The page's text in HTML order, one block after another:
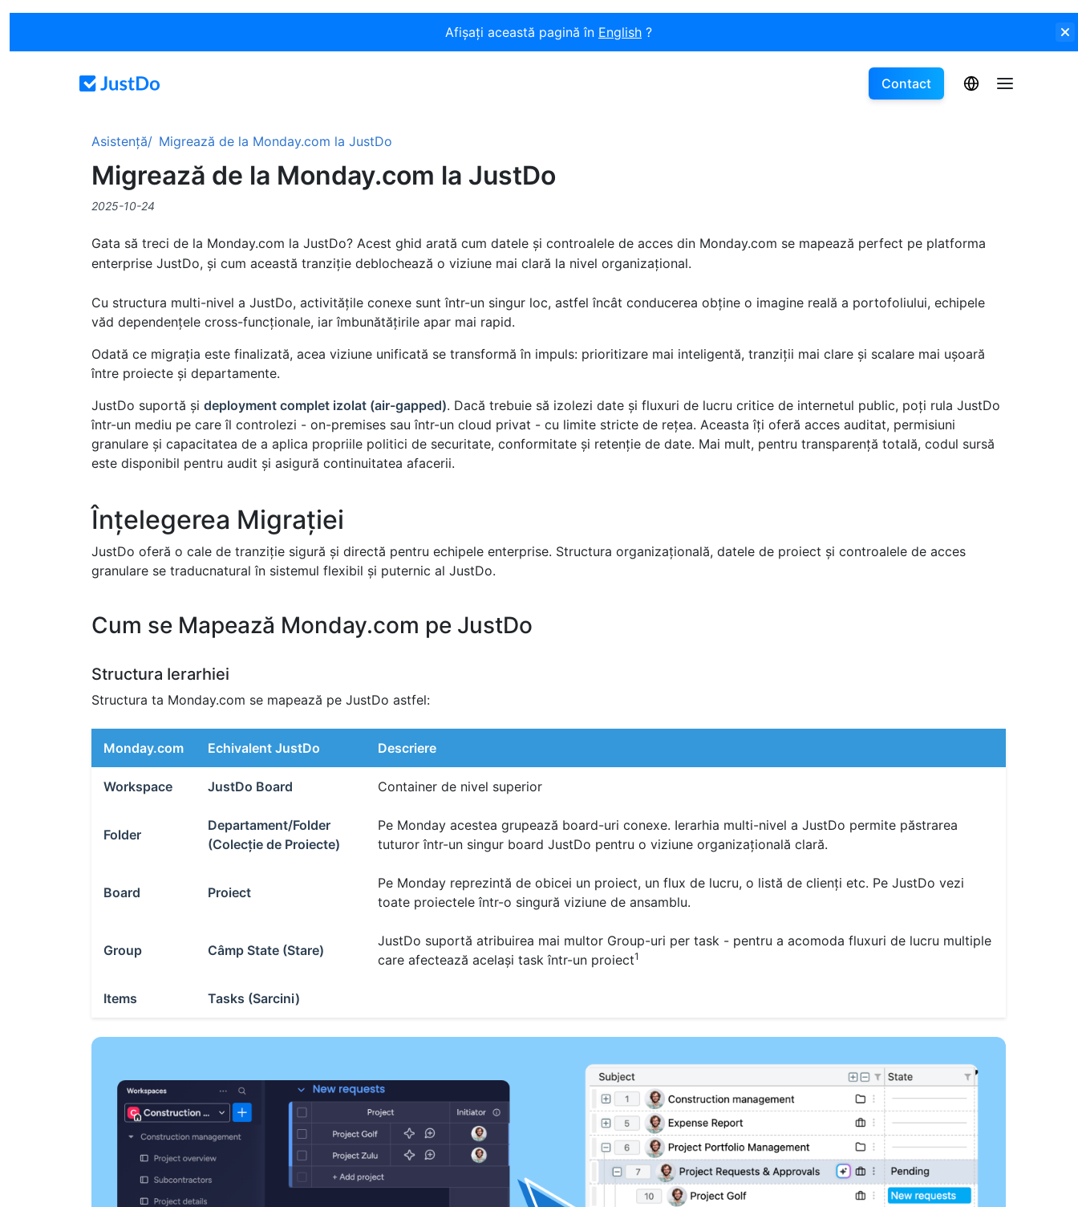
Afișați această pagină în English ?
Contact
Asistență Migrează de la Monday.com la JustDo
Migrează de la Monday.com la JustDo
2025-10-24
Gata să treci de la Monday.com la JustDo? Acest ghid arată cum datele și controalele de acces din Monday.com se mapează perfect pe platforma
enterprise JustDo, și cum această tranziție deblochează o viziune mai clară la nivel organizațional.
Cu structura multi-nivel a JustDo, activitățile conexe sunt într-un singur loc, astfel încât conducerea obține o imagine reală a portofoliului, echipele
văd dependențele cross-funcționale, iar îmbunătățirile apar mai rapid.
Odată ce migrația este finalizată, acea viziune unificată se transformă în impuls: prioritizare mai inteligentă, tranziții mai clare și scalare mai ușoară
între proiecte și departamente.
JustDo suportă și deployment complet izolat (air-gapped). Dacă trebuie să izolezi date și fluxuri de lucru critice de internetul public, poți rula JustDo
într-un mediu pe care îl controlezi - on-premises sau într-un cloud privat - cu limite stricte de rețea. Aceasta îți oferă acces auditat, permisiuni
granulare și capacitatea de a aplica propriile politici de securitate, conformitate și retenție de date. Mai mult, pentru transparență totală, codul sursă
este disponibil pentru audit și asigură continuitatea afacerii.
Înțelegerea Migrației
JustDo oferă o cale de tranziție sigură și directă pentru echipele enterprise. Structura organizațională, datele de proiect și controalele de acces
granulare se traducnatural în sistemul flexibil și puternic al JustDo.
Cum se Mapează Monday.com pe JustDo
Structura Ierarhiei
Structura ta Monday.com se mapează pe JustDo astfel:
Monday.com Echivalent JustDo Descriere
Workspace JustDo Board Container de nivel superior
Folder
Departament/Folder
(Colecție de Proiecte)
Pe Monday acestea grupează board-uri conexe. Ierarhia multi-nivel a JustDo permite păstrarea
tuturor într-un singur board JustDo pentru o viziune organizațională clară.
Board Proiect
Pe Monday reprezintă de obicei un proiect, un flux de lucru, o listă de clienți etc. Pe JustDo vezi
toate proiectele într-o singură viziune de ansamblu.
Group Câmp State (Stare)
JustDo suportă atribuirea mai multor Group-uri per task - pentru a acomoda fluxuri de lucru multiple
care afectează același task într-un proiect1
Items Tasks (Sarcini)